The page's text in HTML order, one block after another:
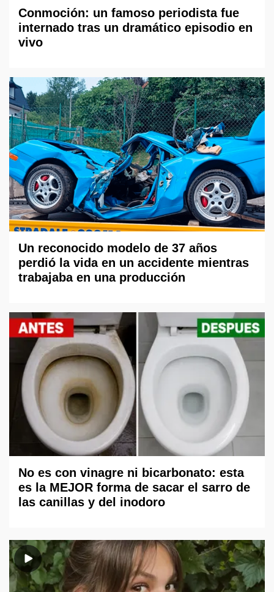
Conmoción: un famoso periodista fue
internado tras un dramático episodio en
vivo
Un reconocido modelo de 37 años
perdió la vida en un accidente mientras
trabajaba en una producción
No es con vinagre ni bicarbonato: esta
es la MEJOR forma de sacar el sarro de
las canillas y del inodoro